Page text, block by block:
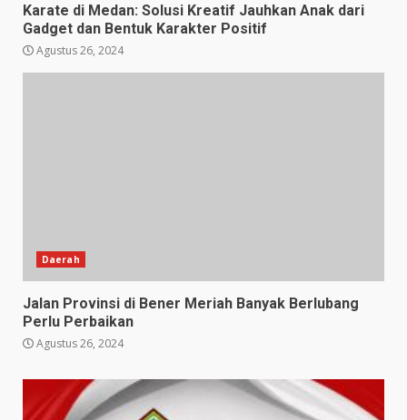
Karate di Medan: Solusi Kreatif Jauhkan Anak dari
Gadget dan Bentuk Karakter Positif
Agustus 26, 2024
Daerah
Jalan Provinsi di Bener Meriah Banyak Berlubang
Perlu Perbaikan
Agustus 26, 2024